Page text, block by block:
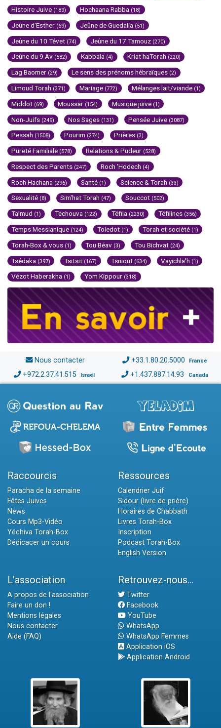
Histoire Juive (189) Hochaana Rabba (18)
Jeûne d'Esther (69) Jeûne de Guedalia (51)
Jeûne du 10 Tévet (74) Jeûne du 17 Tamouz (270)
Jeûne du 9 Av (582) Kabbala (4) Kriat haTorah (220)
Lag Baomer (29) Le sens des prénoms hébraïques (2)
Limoud Torah (371) Mariage (772) Mélanges lait/viande (1)
Middot (69) Moussar (154) Musique juive (1)
Non-Juifs (249) Nos Sages (131) Pensée Juive (3087)
Pessah (1508) Pourim (274) Prières (3)
Pureté Familiale (578) Relations & Pudeur (528)
Respect des Parents (247) Roch 'Hodech (4)
Roch Hachana (296) Santé (1) Science & Torah (33)
Sexualité (8) Sim'hat Torah (47) Souccot (502)
Talmud (1) Techouva (122) Téfila (2230) Téfilines (356)
Temps Messianique (124) Toledot (1) Torah et société (1)
Torah-Box & vous (1) Tou Béav (3) Tou Bichvat (24)
Tsédaka (397) Tsitsit (167) Tsniout (634) Vayichla'h (1)
Vézot Haberakha (1) Yom Kippour (318)
Nous contacter +33.1.80.20.5000 France
+972.2.37.41.515 Israël +1.437.887.14.93 Canada
Raccourcis
Paracha de la semaine
Fêtes Juives
News
Cours Mp3-Vidéo
Yéchiva Torah-Box
Dédicacer un cours
Ressources
Calendrier Juif
Sidour (livre de prière)
Horaires de Chabbath
Livres Torah-Box
Inscription
Podcast Torah-Box
English Version
L'association
A propos de l'association
Faire un don !
Mentions légales
Nous contacter
Aide (FAQ)
Retrouvez-nous...
Twitter
Facebook
YouTube
WhatsApp
WhatsApp Femmes
Application iOS
Application Android